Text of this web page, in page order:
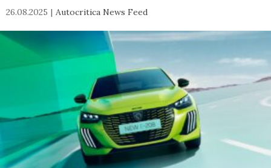
26.08.2025 Autocritica News Feed